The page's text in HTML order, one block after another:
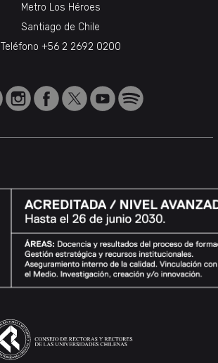
Metro Los Héroes
Santiago de Chile
Teléfono +56 2 2692 0200